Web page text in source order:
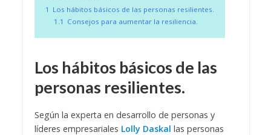
1 Los hábitos básicos de las personas resilientes.
1.1 Consejos para aumentar la resiliencia.
Los hábitos básicos de las
personas resilientes.
Según la experta en desarrollo de personas y
líderes empresariales Lolly Daskal las personas